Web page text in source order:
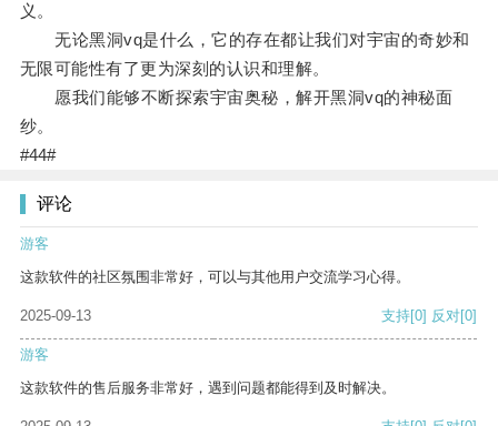
义。
无论黑洞vq是什么，它的存在都让我们对宇宙的奇妙和
无限可能性有了更为深刻的认识和理解。
愿我们能够不断探索宇宙奥秘，解开黑洞vq的神秘面
纱。
#44#
评论
游客
这款软件的社区氛围非常好，可以与其他用户交流学习心得。
2025-09-13 支持[0] 反对[0]
游客
这款软件的售后服务非常好，遇到问题都能得到及时解决。